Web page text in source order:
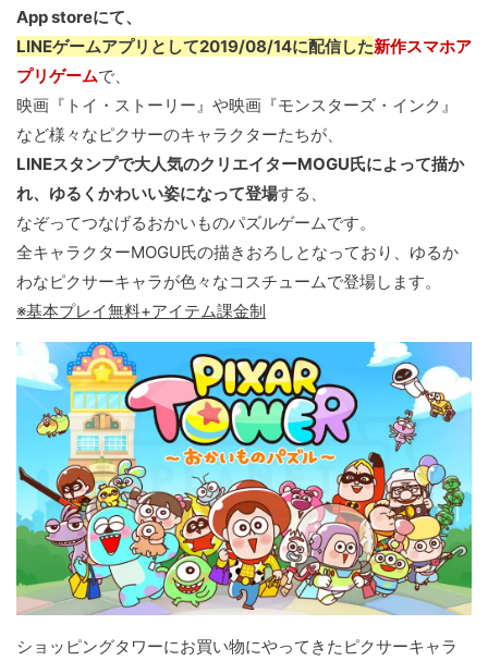
App storeにて、
LINEゲームアプリとして2019/08/14に配信した新作スマホア
プリゲームで、
映画『トイ・ストーリー』や映画『モンスターズ・インク』
など様々なピクサーのキャラクターたちが、
LINEスタンプで大人気のクリエイターMOGU氏によって描か
れ、ゆるくかわいい姿になって登場する、
なぞってつなげるおかいものパズルゲームです。
全キャラクターMOGU氏の描きおろしとなっており、ゆるか
わなピクサーキャラが色々なコスチュームで登場します。
※基本プレイ無料+アイテム課金制
ショッピングタワーにお買い物にやってきたピクサーキャラ